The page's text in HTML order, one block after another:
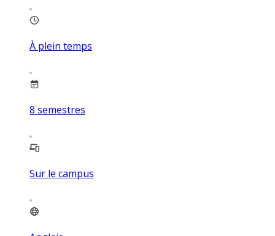
À plein temps
8 semestres
Sur le campus